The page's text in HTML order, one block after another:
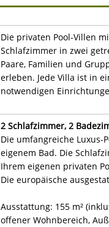
Die privaten Pool-Villen
Schlafzimmer in zwei
Paare, Familien und
erleben. Jede Villa ist in
notwendigen
2 Schlafzimmer, 2
Die umfangreiche Luxus-
eigenem Bad. Die
Ihrem eigenen privaten
Die europäische
Ausstattung: 155 m²
offener Wohnbereich,